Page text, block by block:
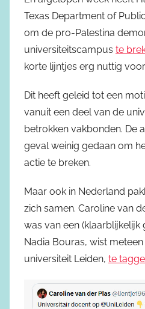
Texas Department of
om de pro-Palestina
universiteitscampus te
korte lijntjes erg nuttig
Dit heeft geleid tot een
vanuit een deel van de
betrokken vakbonden. De
geval weinig gedaan om
actie te breken.
Maar ook in Nederland
zich samen. Caroline van
was van een
Nadia Bouras, wist
universiteit Leiden, te